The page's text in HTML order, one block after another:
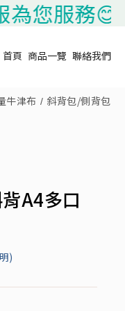
😊
首頁 商品一覽 聯絡我們
牛津布 斜背包/側背包
A4多口
)